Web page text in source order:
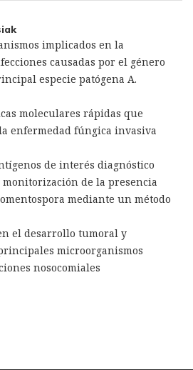
implicados en la
causadas por el género
especie patógena A.
moleculares rápidas que
enfermedad fúngica invasiva
de interés diagnóstico
de la presencia
mediante un método
el desarrollo tumoral y
microorganismos
nosocomiales